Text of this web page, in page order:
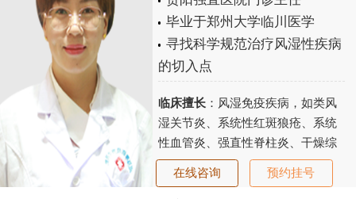
毕业于郑州大学临川医学
寻找科学规范治疗风湿性疾病
的切入点
临床擅长：风湿免疫疾病，如类风
湿关节炎、系统性红斑狼疮、系统
性血管炎、强直性脊柱炎、干燥综
合征、老年性骨关节炎、骨质疏松
等...【详细】
在线咨询 预约挂号